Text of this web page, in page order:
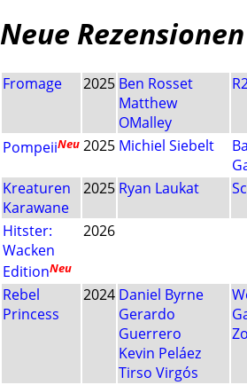
Neue
Fromage 2025 Ben Rosset
Matthew
OMalley
PompeiiNeu 2025 Michiel Siebelt
Kreaturen
Karawane
2025 Ryan Laukat
Hitster:
Wacken
EditionNeu
2026
Rebel
Princess
2024 Daniel Byrne
Gerardo
Guerrero
Kevin Peláez
Tirso Virgós